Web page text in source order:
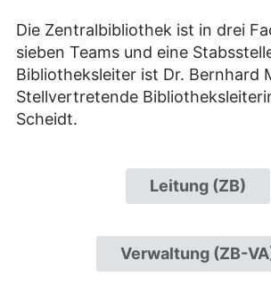
Die Zentralbibliothek ist in drei
sieben Teams und eine
Bibliotheksleiter ist Dr. Bernhard
Stellvertretende
Scheidt.
Leitung (ZB)
Verwaltung (ZB-